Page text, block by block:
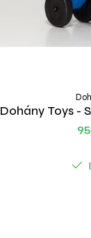
Dohány Toys -